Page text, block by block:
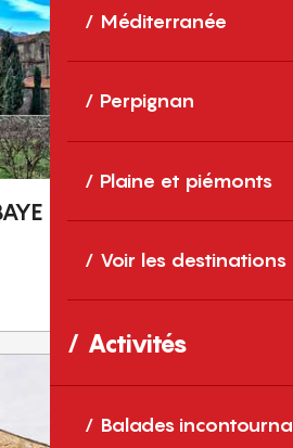
Méditerranée
Perpignan
Plaine et piémonts
Voir les destinations
Activités
Balades
SAINT-MICHEL DE